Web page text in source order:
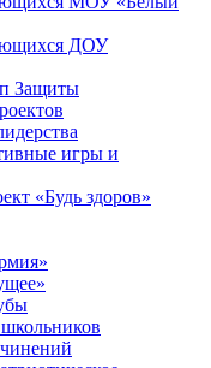
ДОУ
Защиты
игры и
«Будь здоров»